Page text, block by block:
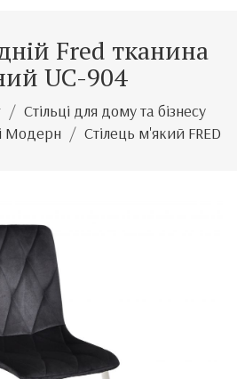
Fred тканина
UC-904
Стільці для дому та бізнесу
Модерн
Стілець м'який FRED